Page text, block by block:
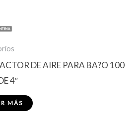
DE AIRE PARA BA?O 100
4″
MÁS